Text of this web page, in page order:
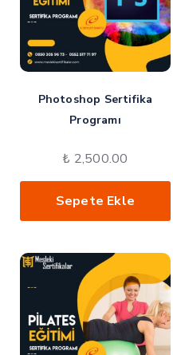
Photoshop Sertifika
Programı
₺ 2,500.00
Sepete Ekle